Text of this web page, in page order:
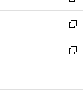
開
く
ン
ド
ウ
で
開
ウ
ィ
ン
ド
ウ
開
し
い
ウ
ィ
ン
ウ
新
し
い
ウ
ン
新
し
ウ